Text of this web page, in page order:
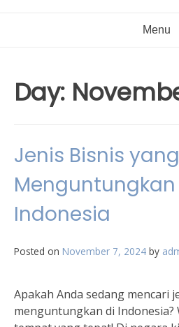
Menu
Day:
Jenis Bisnis
Indonesia
Posted on November 7, 2024 by
Apakah Anda sedang mencari
menguntungkan di Indonesia?